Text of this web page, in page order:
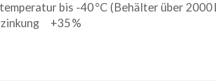
bis -40 °C (Behälter über
+35 %